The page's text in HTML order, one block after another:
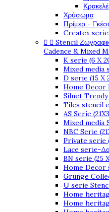
Χρύσωμα
Πρίμερ -
Createx
  Stencil
Cadence & Mixed
K serie (6 X
Mixed media
D serie (15 X
Home Decor
Siluet Trendy
Tiles stencil
AS Serie
Mixed media
NBC Serie
Private serie
Lace serie-
BN serie (25
Home Decor
Grunge
U serie
Home
Home